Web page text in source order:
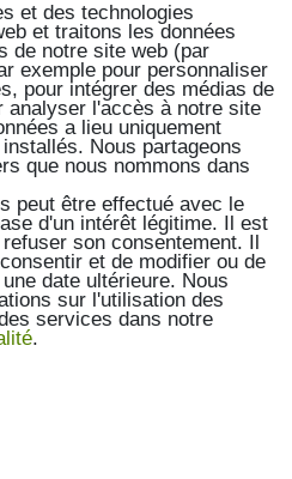
et des technologies
et traitons les données
de notre site web (par
exemple pour personnaliser
pour intégrer des médias de
analyser l'accès à notre site
a lieu uniquement
Nous partageons
que nous nommons dans
peut être effectué avec le
d'un intérêt légitime. Il est
son consentement. Il
et de modifier ou de
date ultérieure. Nous
sur l'utilisation des
services dans notre
.